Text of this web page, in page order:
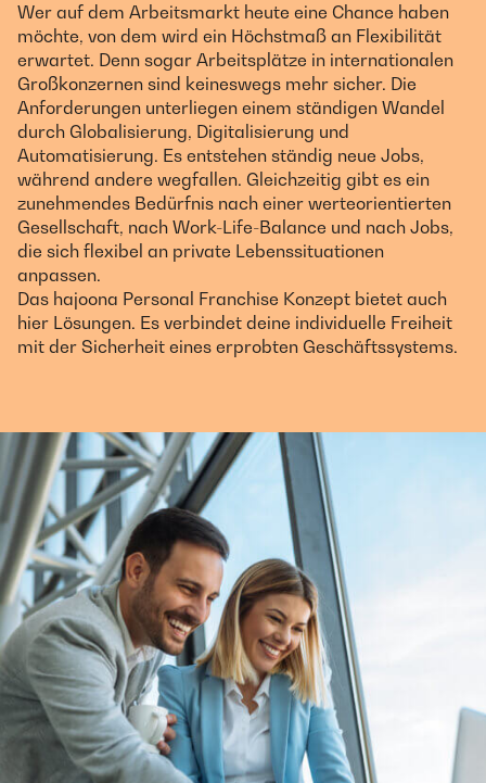
Wer auf dem Arbeitsmarkt heute eine Chance haben
möchte, von dem wird ein Höchstmaß an Flexibilität
erwartet. Denn sogar Arbeitsplätze in internationalen
Großkonzernen sind keineswegs mehr sicher. Die
Anforderungen unterliegen einem ständigen Wandel
durch Globalisierung, Digitalisierung und
Automatisierung. Es entstehen ständig neue Jobs,
während andere wegfallen. Gleichzeitig gibt es ein
zunehmendes Bedürfnis nach einer werteorientierten
Gesellschaft, nach Work-Life-Balance und nach Jobs,
die sich flexibel an private Lebenssituationen
anpassen.
Das hajoona Personal Franchise Konzept bietet auch
hier Lösungen. Es verbindet deine individuelle Freiheit
mit der Sicherheit eines erprobten Geschäftssystems.